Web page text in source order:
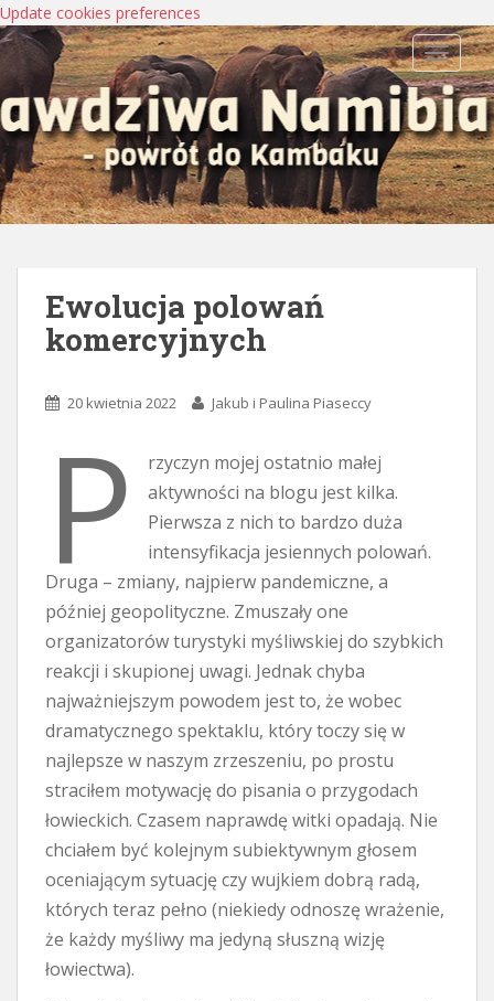
Update cookies preferences
Ewolucja polowań
komercyjnych
20 kwietnia 2022 Jakub i Paulina Piaseccy
P
rzyczyn mojej ostatnio małej
aktywności na blogu jest kilka.
Pierwsza z nich to bardzo duża
intensyfikacja jesiennych polowań.
Druga – zmiany, najpierw pandemiczne, a
później geopolityczne. Zmuszały one
organizatorów turystyki myśliwskiej do szybkich
reakcji i skupionej uwagi. Jednak chyba
najważniejszym powodem jest to, że wobec
dramatycznego spektaklu, który toczy się w
najlepsze w naszym zrzeszeniu, po prostu
straciłem motywację do pisania o przygodach
łowieckich. Czasem naprawdę witki opadają. Nie
chciałem być kolejnym subiektywnym głosem
oceniającym sytuację czy wujkiem dobrą radą,
których teraz pełno (niekiedy odnoszę wrażenie,
że każdy myśliwy ma jedyną słuszną wizję
łowiectwa).